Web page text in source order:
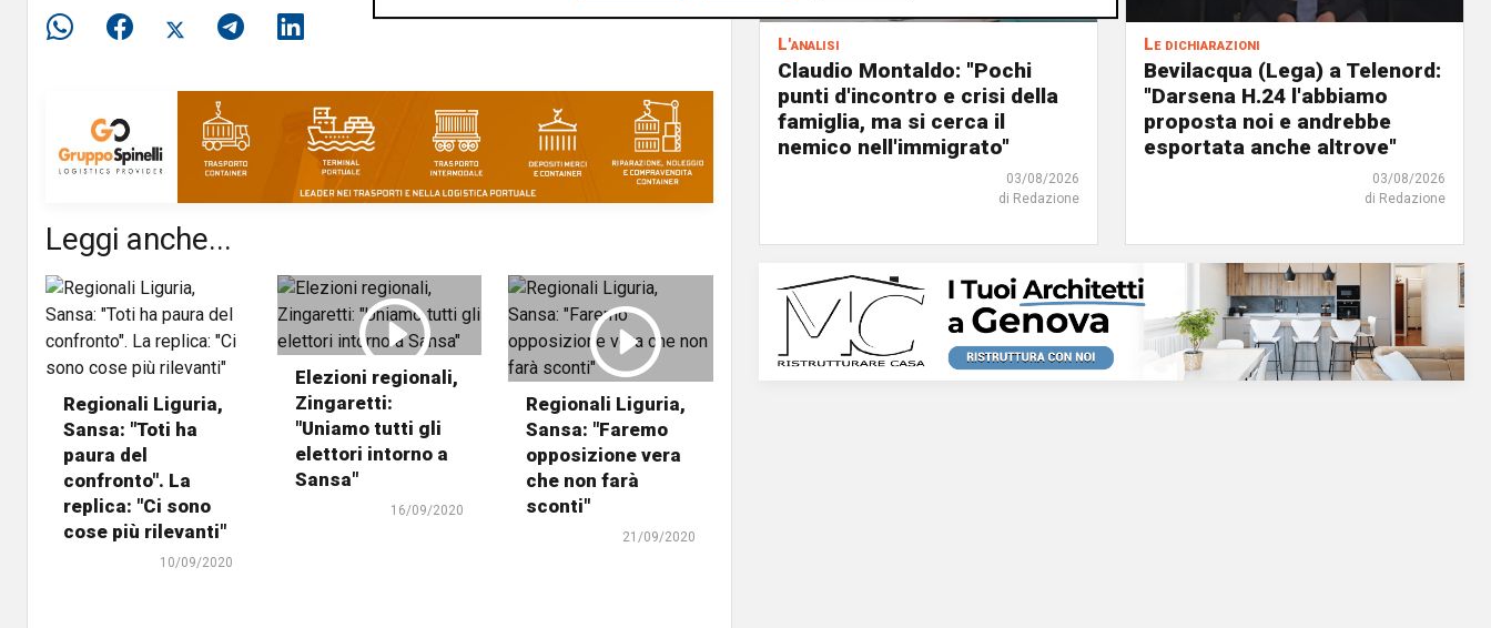
Leggi anche...
Regionali Liguria,
Sansa: "Toti ha
paura del
confronto". La
replica: "Ci sono
cose più rilevanti"
10/09/2020
Elezioni regionali,
Zingaretti:
"Uniamo tutti gli
elettori intorno a
Sansa"
16/09/2020
Regionali Liguria,
Sansa: "Faremo
opposizione vera
che non farà
sconti"
21/09/2020
L'analisi
Claudio Montaldo: "Pochi
punti d'incontro e crisi della
famiglia, ma si cerca il
nemico nell'immigrato"
03/08/2026
di Redazione
Le dichiarazioni
Bevilacqua (Lega) a Telenord:
"Darsena H.24 l'abbiamo
proposta noi e andrebbe
esportata anche altrove"
03/08/2026
di Redazione